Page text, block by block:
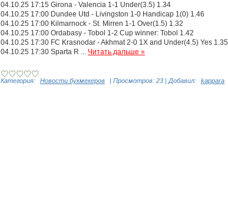
04.10.25 17:15 Girona - Valencia 1-1 Under(3.5) 1.34
04.10.25 17:00 Dundee Utd - Livingston 1-0 Handicap 1(0) 1.46
04.10.25 17:00 Kilmarnock - St. Mirren 1-1 Over(1.5) 1.32
04.10.25 17:00 Ordabasy - Tobol 1-2 Cup winner: Tobol 1.42
04.10.25 17:30 FC Krasnodar - Akhmat 2-0 1X and Under(4.5) Yes 1.35
04.10.25 17:30 Sparta R ... Читать дальше »
Категория: Новости букмекеров | Просмотров: 23 | Добавил: kappara